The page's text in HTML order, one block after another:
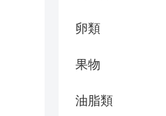
卵類
果物
油脂類